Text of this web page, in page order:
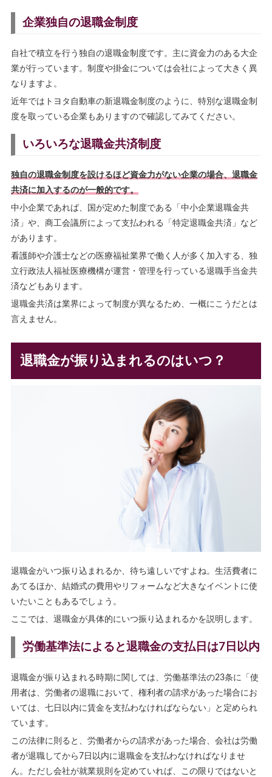
企業独自の退職金制度
自社で積立を行う独自の退職金制度です。主に資金力のある大企
業が行っています。制度や掛金については会社によって大きく異
なりますよ。
近年ではトヨタ自動車の新退職金制度のように、特別な退職金制
度を取っている企業もありますので確認してみてください。
いろいろな退職金共済制度
独自の退職金制度を設けるほど資金力がない企業の場合、退職金
共済に加入するのが一般的です。
中小企業であれば、国が定めた制度である「中小企業退職金共
済」や、商工会議所によって支払われる「特定退職金共済」など
があります。
看護師や介護士などの医療福祉業界で働く人が多く加入する、独
立行政法人福祉医療機構が運営・管理を行っている退職手当金共
済などもあります。
退職金共済は業界によって制度が異なるため、一概にこうだとは
言えません。
退職金が振り込まれるのはいつ？
退職金がいつ振り込まれるか、待ち遠しいですよね。生活費者に
あてるほか、結婚式の費用やリフォームなど大きなイベントに使
いたいこともあるでしょう。
ここでは、退職金が具体的にいつ振り込まれるかを説明します。
労働基準法によると退職金の支払日は7日以内
退職金が振り込まれる時期に関しては、労働基準法の23条に「使
用者は、労働者の退職において、権利者の請求があった場合にお
いては、七日以内に賃金を支払わなければならない」と定められ
ています。
この法律に則ると、労働者からの請求があった場合、会社は労働
者が退職してから7日以内に退職金を支払わなければなりませ
ん。ただし会社が就業規則を定めていれば、この限りではないと